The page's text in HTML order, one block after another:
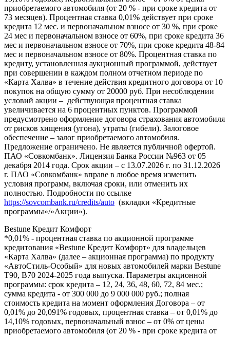
приобретаемого автомобиля (от 20 % - при сроке кредита от
73 месяцев). Процентная ставка 0,01% действует при сроке
кредита 12 мес. и первоначальном взносе от 30 %, при сроке
24 мес и первоначальном взносе от 60%, при сроке кредита 36
мес и первоначальном взносе от 70%, при сроке кредита 48-84
мес и первоначальном взносе от 80%. Процентная ставка по
кредиту, установленная аукционный программой, действует
при совершении в каждом полном отчетном периоде по
«Карта Халва» в течение действия кредитного договора от 10
покупок на общую сумму от 20000 руб. При несоблюдении
условий акции – действующая процентная ставка
увеличивается на 6 процентных пунктов. Программой
предусмотрено оформление договора страхования автомобиля
от рисков хищения (угона), утраты (гибели). Залоговое
обеспечение – залог приобретаемого автомобиля.
Предложение ограничено. Не является публичной офертой.
ПАО «Совкомбанк». Лицензия Банка России №963 от 05
декабря 2014 года. Срок акции – с 13.07.2026 г. по 31.12.2026
г. ПАО «Совкомбанк» вправе в любое время изменить
условия программ, включая сроки, или отменить их
полностью. Подробности по ссылке
https://sovcombank.ru/credits/auto (вкладки «Кредитные
программы»/»Акции»).
Bestune Кредит Комфорт
*0,01% - процентная ставка по акционной программе
кредитования «Bestune Кредит Комфорт» для владельцев
«Карта Халва» (далее – акционная программа) по продукту
«АвтоСтиль-Особый» для новых автомобилей марки Bestune
T90, B70 2024-2025 года выпуска. Параметры акционной
программы: срок кредита – 12, 24, 36, 48, 60, 72, 84 мес.;
сумма кредита - от 300 000 до 9 000 000 руб.; полная
стоимость кредита на момент оформления Договора – от
0,01% до 20,091% годовых, процентная ставка – от 0,01% до
14,10% годовых, первоначальный взнос – от 0% от цены
приобретаемого автомобиля (от 20 % - при сроке кредита от